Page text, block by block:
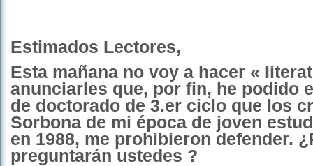
Estimados Lectores,
Esta mañana no voy a hacer «
anunciarles que, por fin, he podido
de doctorado de 3.er ciclo que los
Sorbona de mi época de joven
en 1988, me prohibieron defender.
preguntarán ustedes ?